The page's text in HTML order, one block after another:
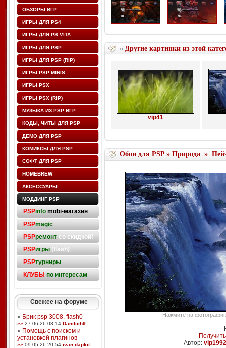
ОБЗОРЫ ИГР
ИГРЫ ДЛЯ PS4
ИГРЫ ДЛЯ PS VITA
ИГРЫ ДЛЯ PSP
ИГРЫ ДЛЯ PSP (RIP)
ИГРЫ PSP MINIS
ИГРЫ PSX
ИГРЫ PSX (RIP)
МУЗЫКА ИЗ PSP ИГР
КОДЫ, ЧИТЫ ДЛЯ PSP
ДЕМО ДЛЯ PSP
КОМИКСЫ ДЛЯ PSP
СОФТ ДЛЯ PSP
HOMEBREW
АКСЕССУАРЫ
МОДДИНГ PSP
PSPinfo mobi-магазин
PSPmagic
PSPремонтсо скидкой!
PSPигры(flash)
PSPтурниры
КЛУБЫ по интересам
Свежее на форуме
» Брик psp 3008, flash0
»» 27.06.26 08:14 Danilich9
» Помощь с поиском и
установкой плагинов
»» 09.05.26 20:54 ivan dapkit
» Другие картинки из этой
vip41
Обои для PSP» Природа»
Нажмите на
Автор: vip1992